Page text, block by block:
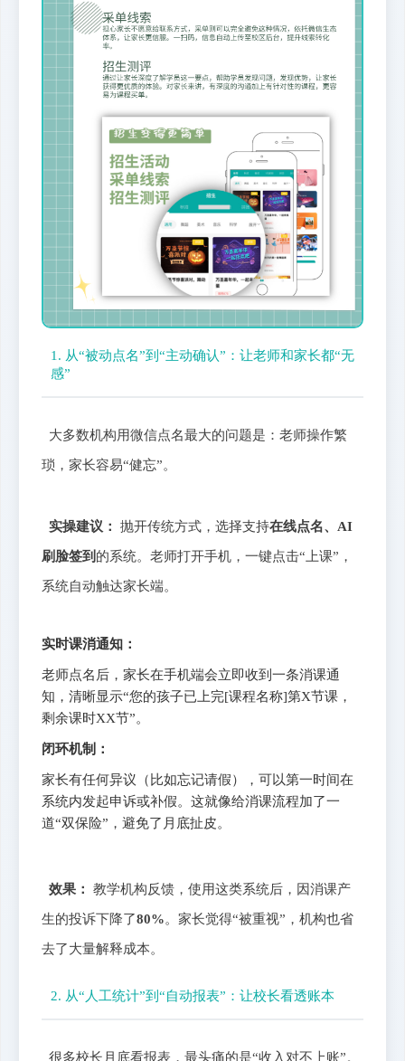
1. 从“被动点名”到“主动确认”：让老师和家长都“无
感”
大多数机构用微信点名最大的问题是：老师操作繁
琐，家长容易“健忘”。
实操建议： 抛开传统方式，选择支持在线点名、AI
刷脸签到 的系统。老师打开手机，一键点击“上课”，
系统自动触达家长端。
实时课消通知：
老师点名后，家长在手机端会立即收到一条消课通
知，清晰显示“您的孩子已上完[课程名称]第X节课，
剩余课时XX节”。
闭环机制：
家长有任何异议（比如忘记请假），可以第一时间在
系统内发起申诉或补假。这就像给消课流程加了一
道“双保险”，避免了月底扯皮。
效果： 教学机构反馈，使用这类系统后，因消课产
生的投诉下降了80%。家长觉得“被重视”，机构也省
去了大量解释成本。
2. 从“人工统计”到“自动报表”：让校长看透账本
很多校长月底看报表，最头痛的是“收入对不上账”。